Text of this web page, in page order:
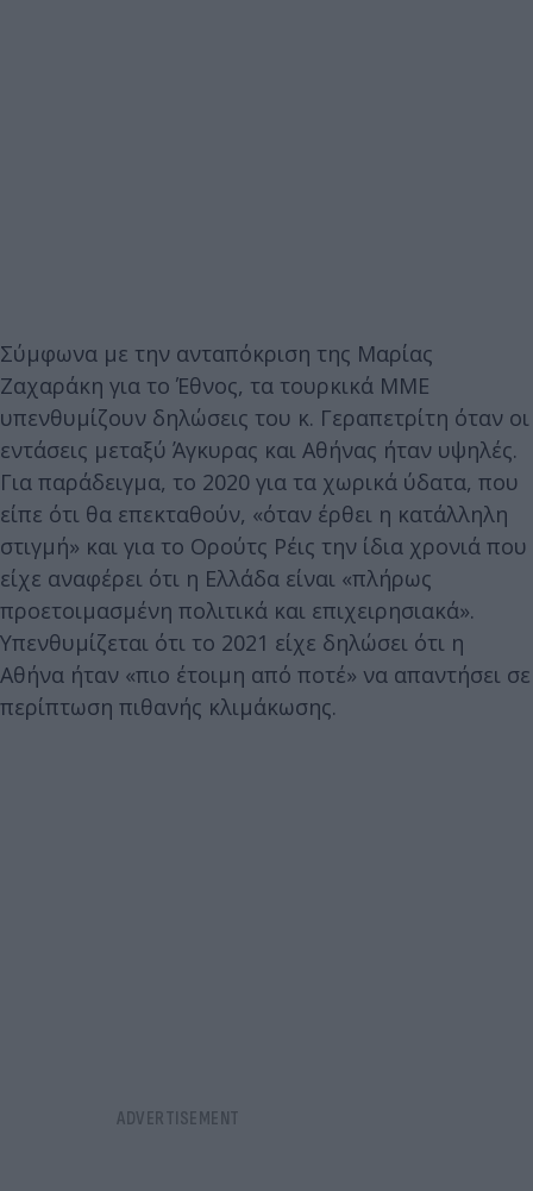
Σύμφωνα με την ανταπόκριση της Μαρίας
Ζαχαράκη για το Έθνος, τα τουρκικά ΜΜΕ
υπενθυμίζουν δηλώσεις του κ. Γεραπετρίτη όταν οι
εντάσεις μεταξύ Άγκυρας και Αθήνας ήταν υψηλές.
Για παράδειγμα, το 2020 για τα χωρικά ύδατα, που
είπε ότι θα επεκταθούν, «όταν έρθει η κατάλληλη
στιγμή» και για το Ορούτς Ρέις την ίδια χρονιά που
είχε αναφέρει ότι η Ελλάδα είναι «πλήρως
προετοιμασμένη πολιτικά και επιχειρησιακά».
Υπενθυμίζεται ότι το 2021 είχε δηλώσει ότι η
Αθήνα ήταν «πιο έτοιμη από ποτέ» να απαντήσει σε
περίπτωση πιθανής κλιμάκωσης.